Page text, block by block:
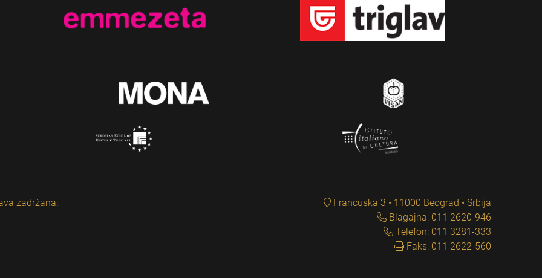
zadržana.
Francuska 3 • 11000 Beograd • Srbija
Blagajna: 011 2620-946
Telefon: 011 3281-333
Faks: 011 2622-560